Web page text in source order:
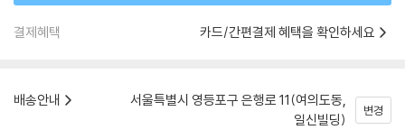
결제혜택 카드/간편결제 혜택을 확인하세요
배송안내
서울특별시 영등포구 은행로 11(여의도동,
일신빌딩)
변경